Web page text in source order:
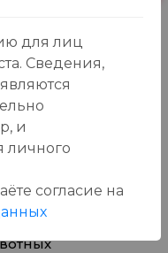
игрушки
для лиц
Сведения,
и
личного
cогласие на